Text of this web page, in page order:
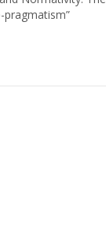
pragmatism”